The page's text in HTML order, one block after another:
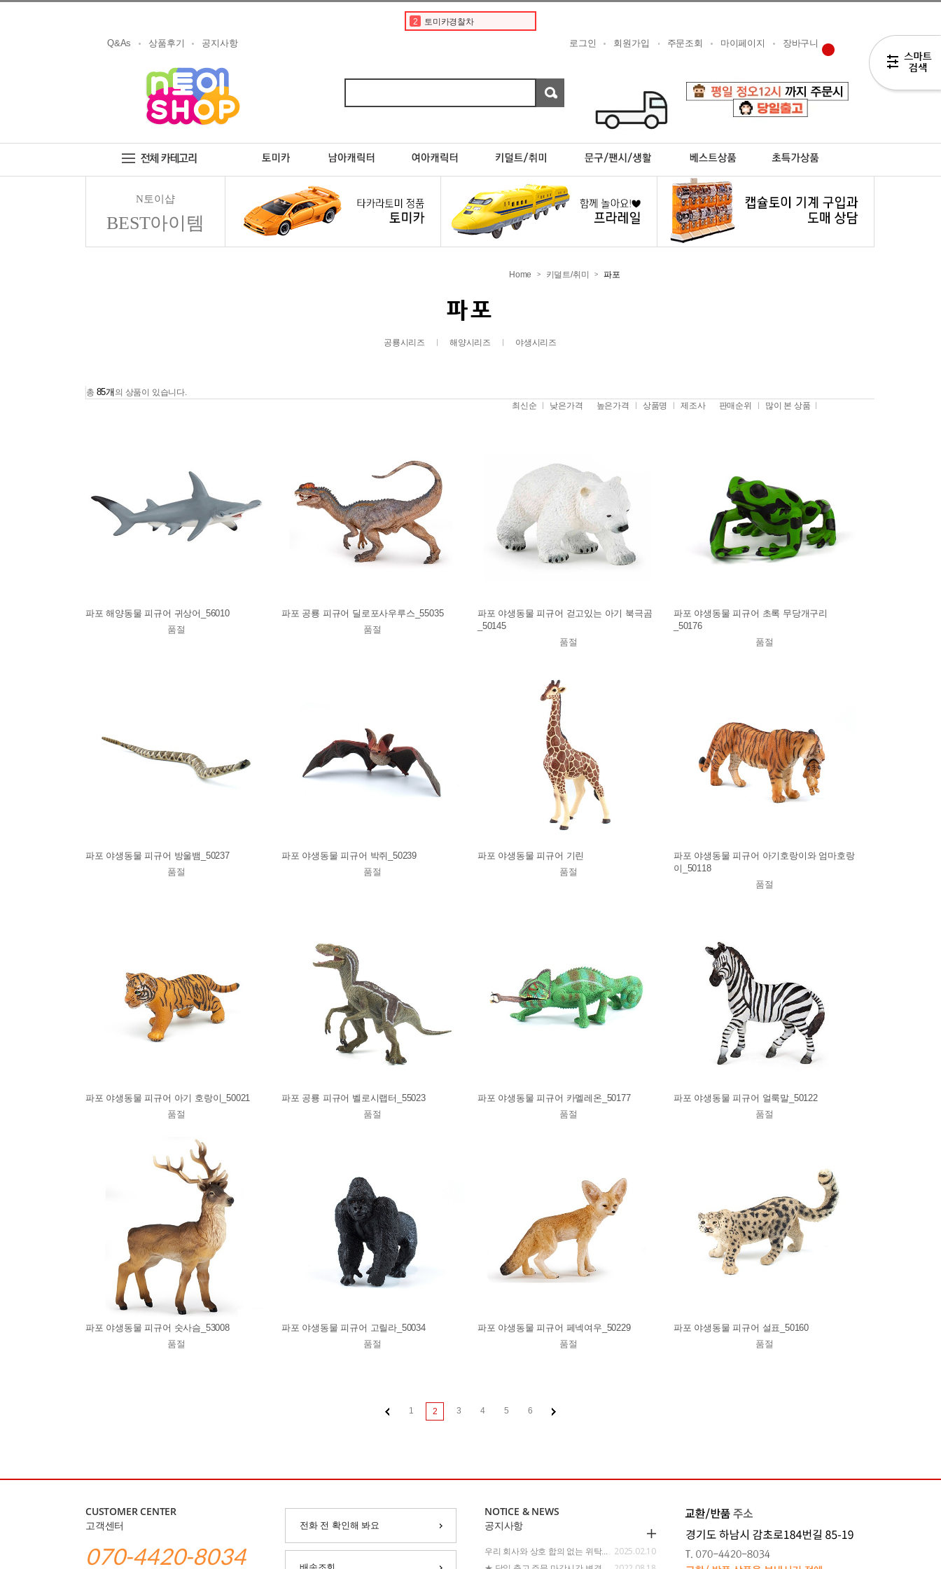
2 토미카경찰차
5 도요타
8 초이카
9 포켓몬카드
1
Q&As 상품후기 공지사항 로그인 회원가입 주문조회 마이페이지 장바구니
N토이샵
BEST아이템
파포
Home > 키덜트/취미 > 파포
공룡시리즈 해양시리즈 야생시리즈
총 85개 의 상품이 있습니다.
최신순
낮은가격 높은가격 상품명 제조사 판매순위 많이 본 상품
파포 해양동물 피규어 귀상어_56010
품절
파포 공룡 피규어 딜로포사우루스_55035
품절
파포 야생동물 피규어 걷고있는 아기 북극곰
_50145
품절
파포 야생동물 피규어 초록 무당개구리
_50176
품절
파포 야생동물 피규어 방울뱀_50237
품절
파포 야생동물 피규어 박쥐_50239
품절
파포 야생동물 피규어 기린
품절
파포 야생동물 피규어 아기호랑이와 엄마호랑
이_50118
품절
파포 야생동물 피규어 아기 호랑이_50021
품절
파포 공룡 피규어 벨로시랩터_55023
품절
파포 야생동물 피규어 카멜레온_50177
품절
파포 야생동물 피규어 얼룩말_50122
품절
파포 야생동물 피규어 숫사슴_53008
품절
파포 야생동물 피규어 고릴라_50034
품절
파포 야생동물 피규어 페넥여우_50229
품절
파포 야생동물 피규어 설표_50160
품절
1 2 3 4 5 6
CUSTOMER CENTER
고객센터
070-4420-8034
전화 전 확인해 봐요
NOTICE & NEWS
공지사항
우리 회사와 상호 합의 없는 위탁... 2025.02.10